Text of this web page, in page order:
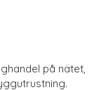
på nätet,